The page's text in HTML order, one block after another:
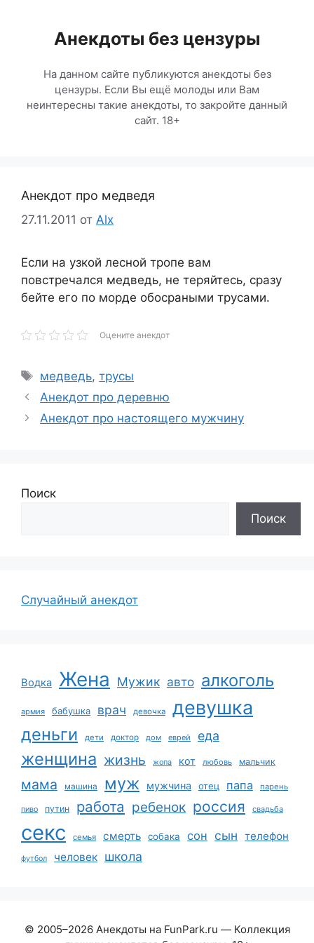
содержимомуАнекдоты без цензуры
На данном сайте публикуются анекдоты без
цензуры. Если Вы ещё молоды или Вам
неинтересны такие анекдоты, то закройте данный
сайт. 18+
Анекдот про медведя
27.11.2011 от Alx
Если на узкой лесной тропе вам
повстречался медведь, не теряйтесь, сразу
бейте его по морде обосраными трусами.
Оцените анекдот
Метки
медведь,трусы
Анекдот про деревню
Анекдот про настоящего мужчину
Поиск
Поиск
Случайный анекдот
Водка Жена Мужик авто алкоголь
армия бабушка врач девочка девушка
деньги дети доктор дом еврей еда
женщина жизнь жопа кот любовь мальчик
мама машина муж мужчина отец папа парень
пиво путин работа ребенок россия свадьба
секс семья смерть собака сон сын телефон
футбол человек школа
© 2005–2026 Анекдоты на FunPark.ru — Коллекция